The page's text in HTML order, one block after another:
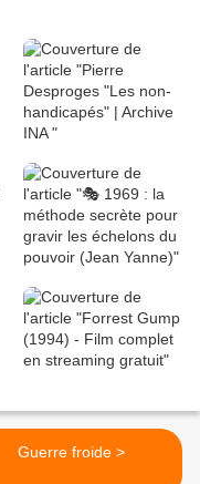
Guerre froide >